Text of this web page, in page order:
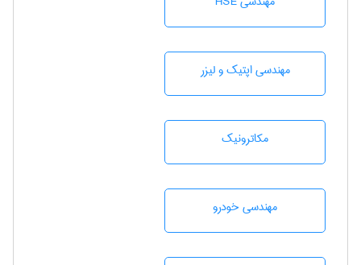
مهندسی اپتیک و لیزر
مکاترونیک
مهندسی خودرو